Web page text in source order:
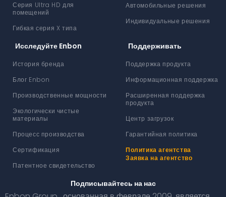
Серия Ultra HD для
помещений
Гибкая серия X типа
Автомобильные решения
Индивидуальные решения
Исследуйте Enbon
История бренда
Блог Enbon
Производственные мощности
Экологически чистые
материалы
Процесс производства
Сертификация
Патентное свидетельство
Поддерживать
Поддержка продукта
Информационная поддержка
Расширенная поддержка
продукта
Центр загрузок
Гарантийная политика
Политика агентства
Заявка на агентство
Подписывайтесь на нас